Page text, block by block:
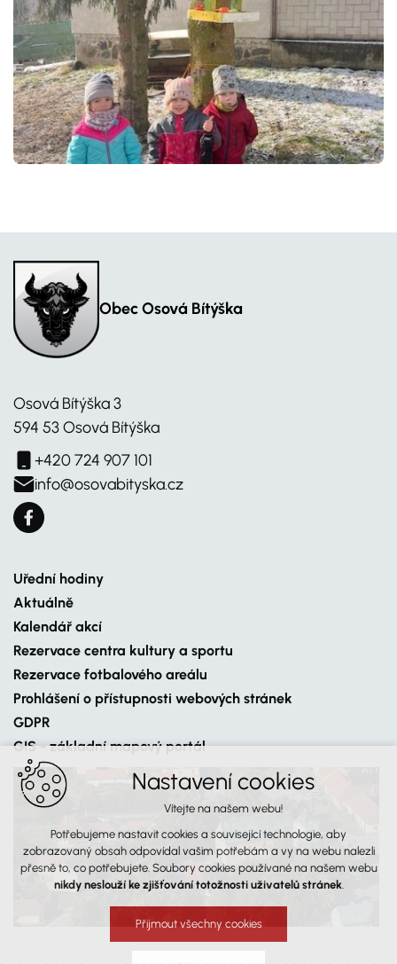
Obec Osová Bítýška
Osová Bítýška 3
594 53 Osová Bítýška
+420 724 907 101
info@osovabityska.cz
Uřední hodiny
Aktuálně
Kalendář akcí
Rezervace centra kultury a sportu
Rezervace fotbalového areálu
Prohlášení o přístupnosti webových stránek
GDPR
GIS - základní mapový portál
Nastavení cookies
Vítejte na našem webu!
Potřebujeme nastavit cookies a související technologie, aby
zobrazovaný obsah odpovídal vašim potřebám a vy na webu nalezli
přesně to, co potřebujete. Soubory cookies používané na našem webu
nikdy neslouží ke zjišťování totožnosti uživatelů stránek.
Přijmout všechny cookies